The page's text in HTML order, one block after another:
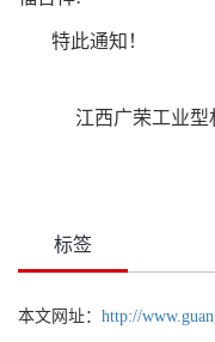
特此通知！
江西广荣工业型
标签
本文网址： http://